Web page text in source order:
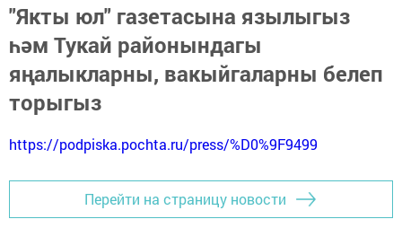
"Якты юл" газетасына язылыгыз
һәм Тукай районындагы
яңалыкларны, вакыйгаларны белеп
торыгыз
https://podpiska.pochta.ru/press/%D0%9F9499
Перейти на страницу новости